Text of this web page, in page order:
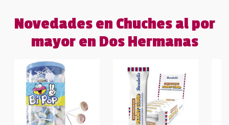
Novedades en Chuches al por
mayor en Dos Hermanas